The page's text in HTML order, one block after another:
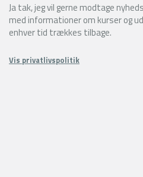
Ja tak, jeg vil gerne modtage
med informationer om kurser og
enhver tid trækkes tilbage.
Vis privatlivspolitik